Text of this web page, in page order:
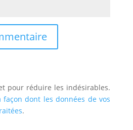
pour réduire les indésirables.
dont les données de vos
.